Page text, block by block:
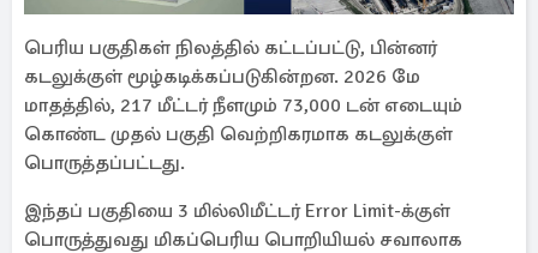
பெரிய பகுதிகள் நிலத்தில் கட்டப்பட்டு, பின்னர்
கடலுக்குள் மூழ்கடிக்கப்படுகின்றன. 2026 மே
மாதத்தில், 217 மீட்டர் நீளமும் 73,000 டன் எடையும்
கொண்ட முதல் பகுதி வெற்றிகரமாக கடலுக்குள்
பொருத்தப்பட்டது.
இந்தப் பகுதியை 3 மில்லிமீட்டர் Error Limit-க்குள்
பொருத்துவது மிகப்பெரிய பொறியியல் சவாலாக